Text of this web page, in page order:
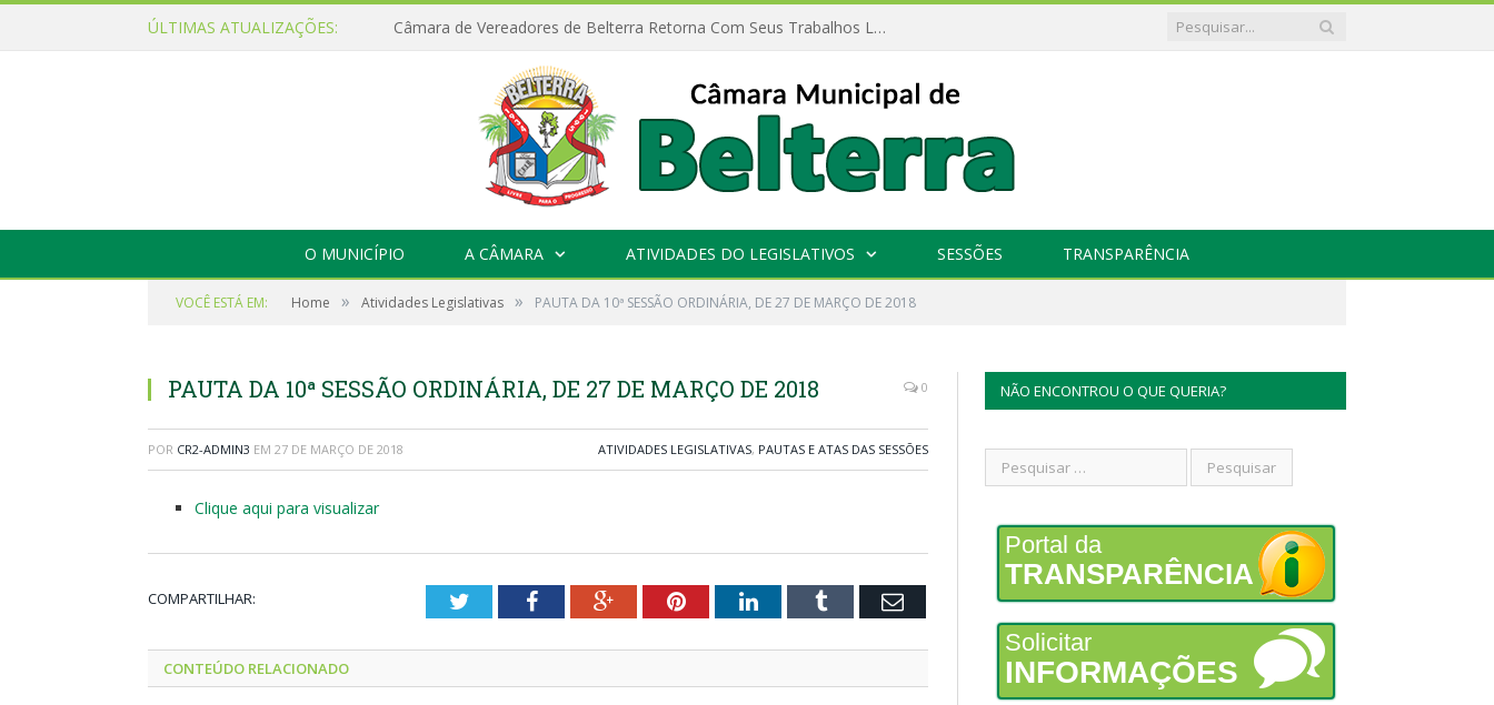
ÚLTIMAS ATUALIZAÇÕES: Câmara de Vereadores de Belterra Retorna Com Seus Trabalhos Legislativos
O MUNICÍPIO A CÂMARA ATIVIDADES DO LEGISLATIVOS SESSÕES TRANSPARÊNCIA
VOCÊ ESTÁ EM: Home » Atividades Legislativas » PAUTA DA 10ª SESSÃO ORDINÁRIA, DE 27 DE MARÇO DE 2018
PAUTA DA 10ª SESSÃO ORDINÁRIA, DE 27 DE MARÇO DE 2018 0
POR CR2-ADMIN3 EM 27 DE MARÇO DE 2018 ATIVIDADES LEGISLATIVAS, PAUTAS E ATAS DAS SESSÕES
Clique aqui para visualizar
COMPARTILHAR: TwitterFacebookGoogle+PinterestLinkedInTumblr Email
CONTEÚDO RELACIONADO
NÃO ENCONTROU O QUE QUERIA?
Portal da
TRANSPARÊNCIA
Solicitar
INFORMAÇÕES